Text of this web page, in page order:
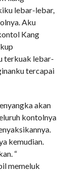
lebar-lebar,
Aku
Kang
terkuak lebar-
tercapai
akan
kontolnya
kemudian.
“
memeluk